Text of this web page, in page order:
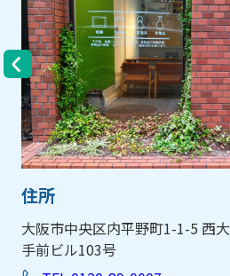
住所
大阪市中央区内平野町1-1-5 西大
手前ビル103号